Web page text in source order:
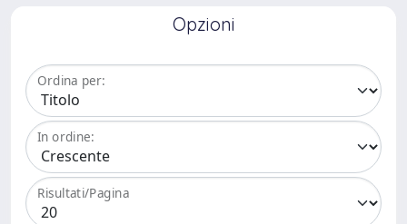
Opzioni
Ordina per:
In ordine:
Risultati/Pagina